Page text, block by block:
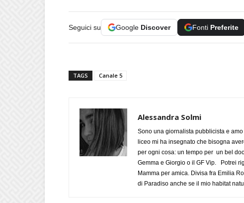
Seguici su Google Discover Fonti Preferite
TAGS Canale 5
Alessandra Solmi
Sono una giornalista pubblicista e
liceo mi ha insegnato che bisogna
per ogni cosa: un tempo per un bel
Gemma e Giorgio o il GF Vip. Potrei
Mamma per amica. Divisa fra Emilia
di Paradiso anche se il mio habitat